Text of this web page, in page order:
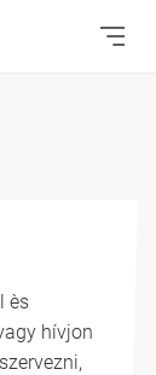
ès
hívjon